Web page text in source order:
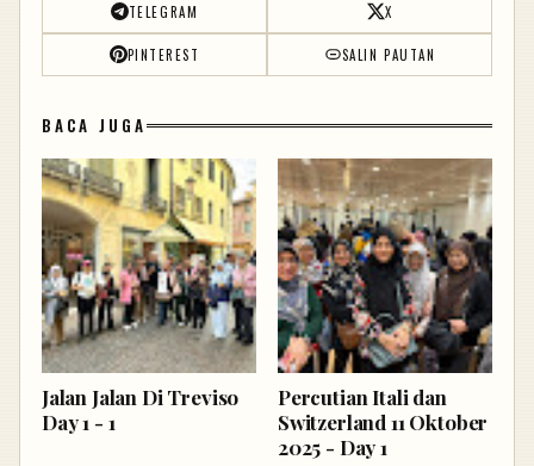
TELEGRAM X
PINTEREST SALIN PAUTAN
BACA JUGA
Jalan Jalan Di Treviso
Day 1 - 1
Percutian Itali dan
Switzerland 11 Oktober
2025 - Day 1